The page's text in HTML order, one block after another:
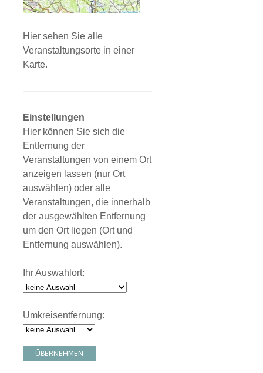
Hier sehen Sie alle
Veranstaltungsorte in einer
Karte.
Einstellungen
Hier können Sie sich die
Entfernung der
Veranstaltungen von einem Ort
anzeigen lassen (nur Ort
auswählen) oder alle
Veranstaltungen, die innerhalb
der ausgewählten Entfernung
um den Ort liegen (Ort und
Entfernung auswählen).
Ihr Auswahlort:
Umkreisentfernung:
ÜBERNEHMEN